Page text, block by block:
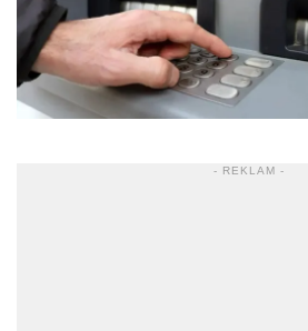
- REKLAM -